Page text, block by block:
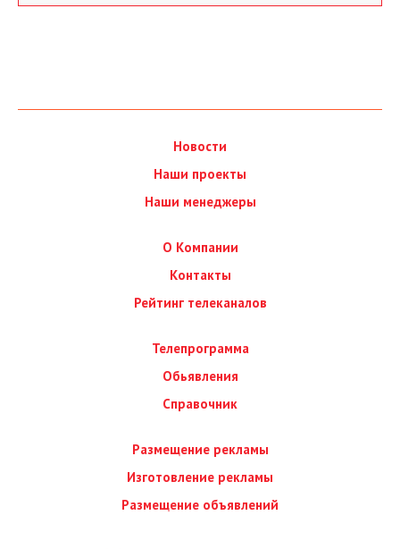
Новости
Наши проекты
Наши менеджеры
О Компании
Контакты
Рейтинг телеканалов
Телепрограмма
Обьявления
Справочник
Размещение рекламы
Изготовление рекламы
Размещение объявлений